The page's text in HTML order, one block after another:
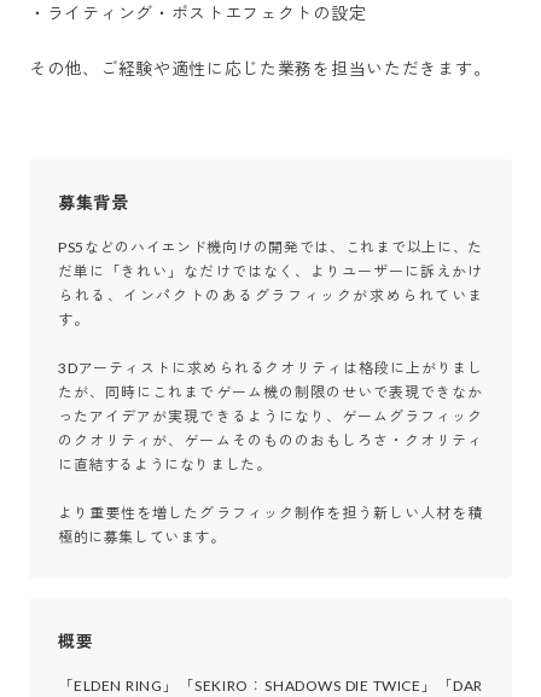
・ライティング・ポストエフェクトの設定
その他、ご経験や適性に応じた業務を担当いただきます。
募集背景
PS5などのハイエンド機向けの開発では、これまで以上に、た
だ単に「きれい」なだけではなく、よりユーザーに訴えかけ
られる、インパクトのあるグラフィックが求められていま
す。
3Dアーティストに求められるクオリティは格段に上がりまし
たが、同時にこれまでゲーム機の制限のせいで表現できなか
ったアイデアが実現できるようになり、ゲームグラフィック
のクオリティが、ゲームそのもののおもしろさ・クオリティ
に直結するようになりました。
より重要性を増したグラフィック制作を担う新しい人材を積
極的に募集しています。
概要
「ELDEN RING」「SEKIRO：SHADOWS DIE TWICE」「DAR